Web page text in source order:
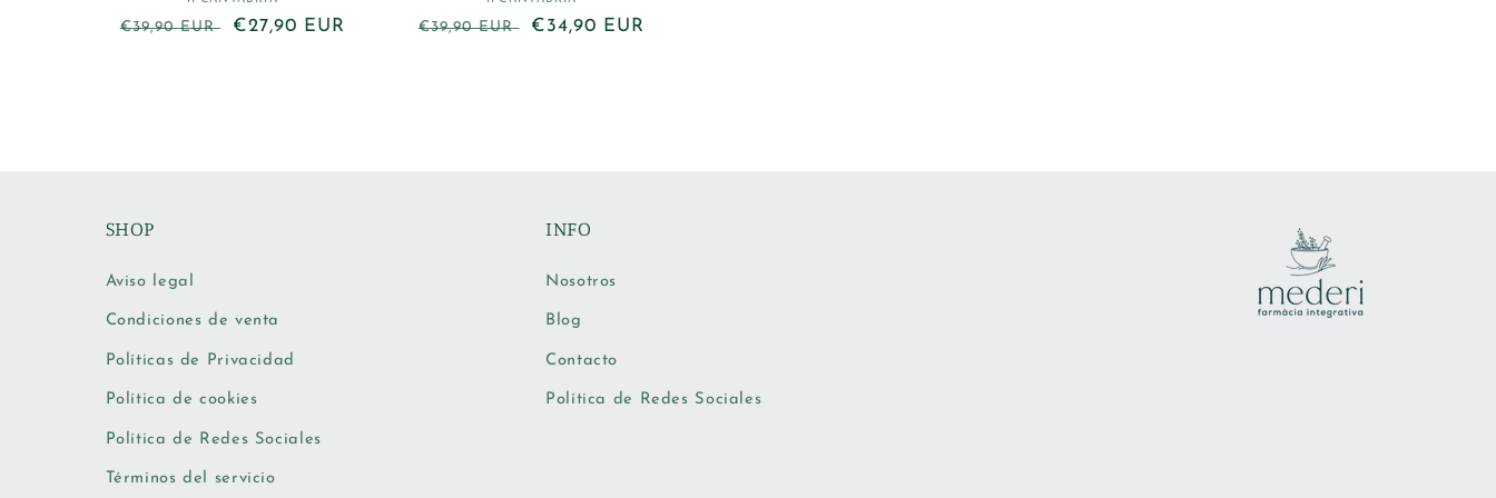
Precio
€39,90 EUR
Precio
€27,90 EUR
Precio
€39,90 EUR
Precio
€34,90 EUR
SHOP
Aviso legal
Condiciones de venta
Políticas de Privacidad
Política de cookies
Política de Redes Sociales
Términos del servicio
INFO
Nosotros
Blog
Contacto
Política de Redes Sociales